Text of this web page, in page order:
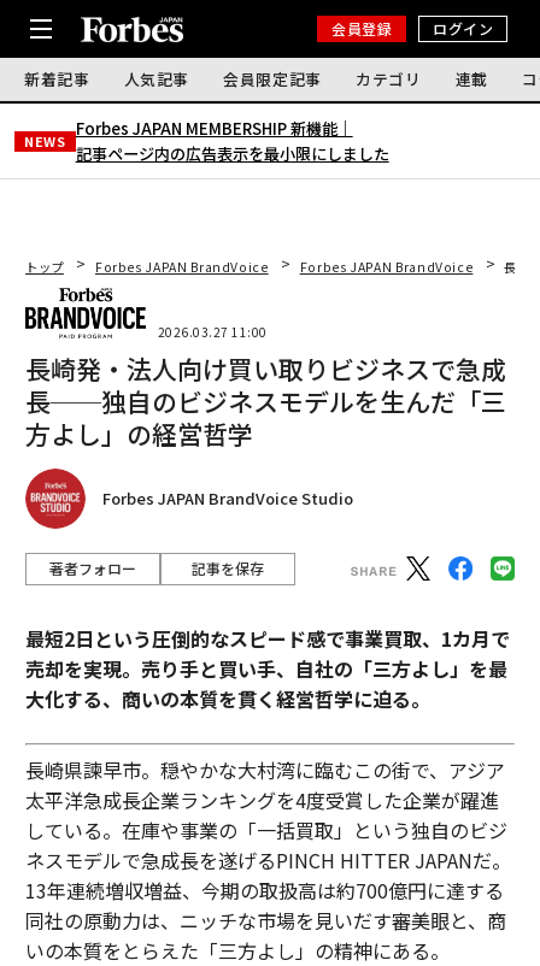
会員登録 ログイン
新着記事 人気記事 会員限定記事 カテゴリ 連載
NEWS
Forbes JAPAN MEMBERSHIP 新機能｜
記事ページ内の広告表示を最小限にしました
トップ Forbes JAPAN BrandVoice Forbes JAPAN BrandVoice 長崎
2026.03.27 11:00
長崎発・法人向け買い取りビジネスで急成
長──独自のビジネスモデルを生んだ「三
方よし」の経営哲学
Forbes JAPAN BrandVoice Studio
著者フォロー 記事を保存
最短2日という圧倒的なスピード感で事業買取、1カ月で
売却を実現。売り手と買い手、自社の「三方よし」を最
大化する、商いの本質を貫く経営哲学に迫る。
長崎県諫早市。穏やかな大村湾に臨むこの街で、アジア
太平洋急成長企業ランキングを4度受賞した企業が躍進
している。在庫や事業の「一括買取」という独自のビジ
ネスモデルで急成長を遂げるPINCH HITTER JAPANだ。
13年連続増収増益、今期の取扱高は約700億円に達する
同社の原動力は、ニッチな市場を見いだす審美眼と、商
いの本質をとらえた「三方よし」の精神にある。